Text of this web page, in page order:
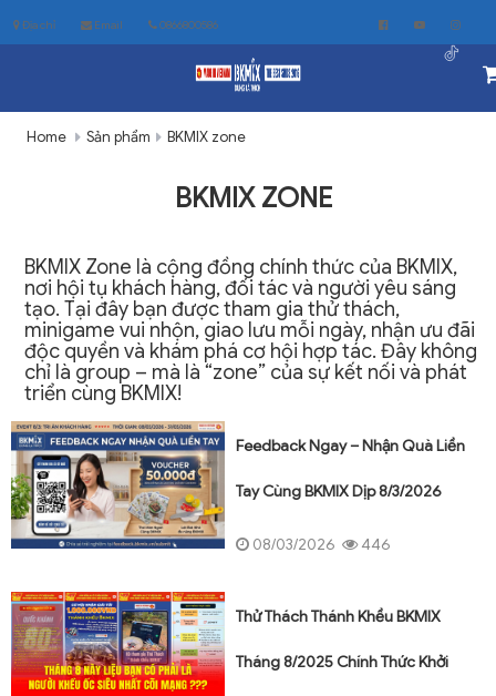
Địa chỉ Email 0866800586
Home Sản phẩm BKMIX zone
BKMIX ZONE
BKMIX Zone là cộng đồng chính thức của BKMIX,
nơi hội tụ khách hàng, đối tác và người yêu sáng
tạo. Tại đây bạn được tham gia thử thách,
minigame vui nhộn, giao lưu mỗi ngày, nhận ưu đãi
độc quyền và khám phá cơ hội hợp tác. Đây không
chỉ là group – mà là “zone” của sự kết nối và phát
triển cùng BKMIX!
Feedback Ngay – Nhận Quà Liền
Tay Cùng BKMIX Dịp 8/3/2026
08/03/2026 446
Thử Thách Thánh Khều BKMIX
Tháng 8/2025 Chính Thức Khởi